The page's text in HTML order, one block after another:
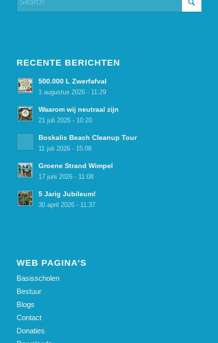
RECENTE BERICHTEN
500.000 L Zwerfafval
1 augustus 2026 - 11:29
Waarom wij neutraal zijn
21 juli 2026 - 10:20
Boskalis Beach Cleanup Tour
11 juli 2026 - 15:08
Groene Strand Wimpel
17 juni 2026 - 11:08
5 Jarig Jubileum!
30 april 2026 - 11:37
WEB PAGINA’S
Basisscholen
Bestuur
Blogs
Contact
Donaties